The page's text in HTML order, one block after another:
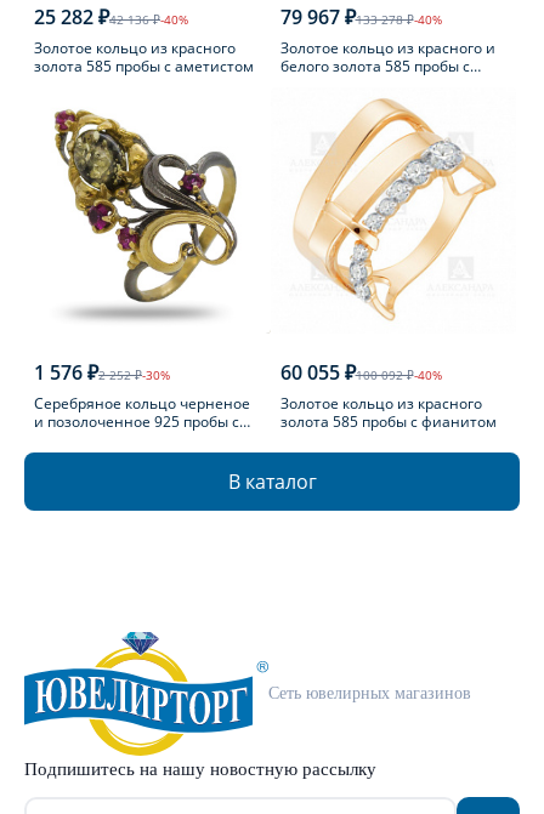
25 282 ₽42 136 ₽-40%
Золотое кольцо из красного
золота 585 пробы с аметистом
79 967 ₽133 278 ₽-40%
Золотое кольцо из красного и
белого золота 585 пробы с
1 576 ₽2 252 ₽-30%
Серебряное кольцо черненое
и позолоченное 925 пробы с
60 055 ₽100 092 ₽-40%
Золотое кольцо из красного
золота 585 пробы с фианитом
В каталог
Сеть ювелирных магазинов
Подпишитесь на нашу новостную рассылку